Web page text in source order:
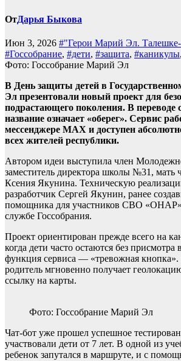
ОтДарья Быкова
Июн 3, 2026 #"Герои Марий Эл.
#Госсобрание, #дети, #защита, #каникулы,
Фото: Госсобрание Марий Эл
В День защиты детей в
Эл презентовали новый проект для
подрастающего поколения. В переводе
название означает «оберег». Сервис
мессенджере MAX и доступен
всех жителей республики.
Автором идеи выступила член
заместитель директора школы №31, мать
Ксения Якунина. Техническую
разработчик Сергей Якунин, ранее
помощника для участников СВО
службе Госсобрания.
Проект ориентирован прежде всего на
когда дети часто остаются без
функция сервиса — «тревожная
родитель мгновенно получает
ссылку на карты.
Фото: Госсобрание Марий Эл
Чат-бот уже прошел успешное
участвовали дети от 7 лет. В одной из
ребенок запутался в маршруте, и с